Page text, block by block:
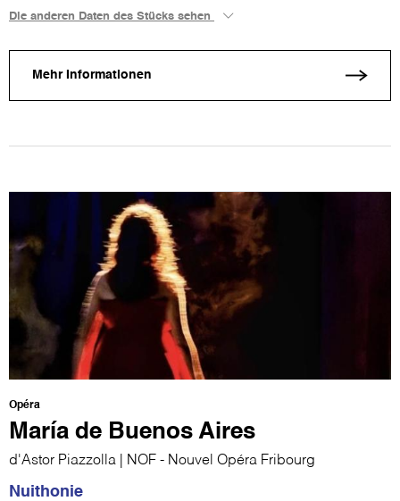
Die anderen Daten des Stücks sehen
Mehr Informationen
Opéra
María de Buenos Aires
d'Astor Piazzolla | NOF - Nouvel Opéra Fribourg
Nuithonie